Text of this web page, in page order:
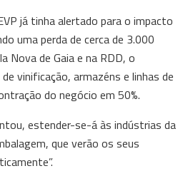
já tinha alertado para o impacto
uma perda de cerca de 3.000
Nova de Gaia e na RDD, o
vinificação, armazéns e linhas de
do negócio em 50%.
estender-se-á às indústrias da
que verão os seus